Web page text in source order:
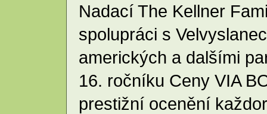
Nadací The Kellner
spolupráci s
amerických a dalšími
16. ročníku Ceny VIA
prestižní ocenění